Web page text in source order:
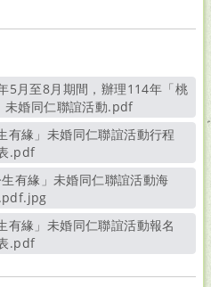
未婚同仁聯誼活動.pdf另開新視窗
.pdf另開新視窗
.pdf另開新視窗